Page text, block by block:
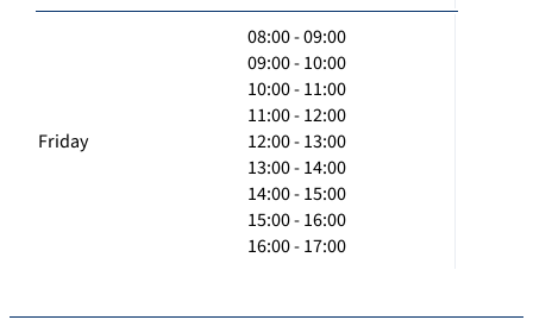
Friday
08:00 - 09:00
09:00 - 10:00
10:00 - 11:00
11:00 - 12:00
12:00 - 13:00
13:00 - 14:00
14:00 - 15:00
15:00 - 16:00
16:00 - 17:00